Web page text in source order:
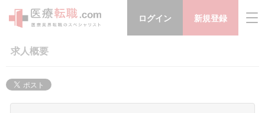
ログイン 新規登録
求人概要